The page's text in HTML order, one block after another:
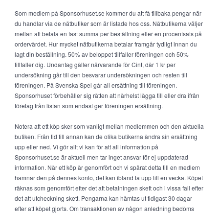
Som medlem på Sponsorhuset.se kommer du att få tillbaka pengar när
du handlar via de nätbutiker som är listade hos oss. Nätbutikerna väljer
mellan att betala en fast summa per beställning eller en procentsats på
ordervärdet. Hur mycket nätbutikerna betalar framgår tydligt innan du
lagt din beställning. 50% av beloppet tillfaller föreningen och 50%
tillfaller dig. Undantag gäller närvarande för Cint, där 1 kr per
undersökning går till den besvarar undersökningen och resten till
föreningen. På Svenska Spel går all ersättning till föreningen.
Sponsorhuset förbehåller sig rätten att närhelst lägga till eller dra ifrån
företag från listan som endast ger föreningen ersättning.
Notera att ett köp sker som vanligt mellan medlemmen och den aktuella
butiken. Från tid till annan kan de olika butikerna ändra sin ersättning
upp eller ned. Vi gör allt vi kan för att all information på
Sponsorhuset.se är aktuell men tar inget ansvar för ej uppdaterad
information. När ett köp är genomfört och vi spårat detta till en medlem
hamnar den på dennes konto, det kan ibland ta upp till en vecka. Köpet
räknas som genomfört efter det att betalningen skett och i vissa fall efter
det att utcheckning skett. Pengarna kan hämtas ut tidigast 30 dagar
efter att köpet gjorts. Om transaktionen av någon anledning bedöms